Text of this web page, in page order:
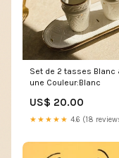
Set de 2 tasses Blanc
une Couleur:Blanc
US$ 20.00
★★★★★ 4.6 (18